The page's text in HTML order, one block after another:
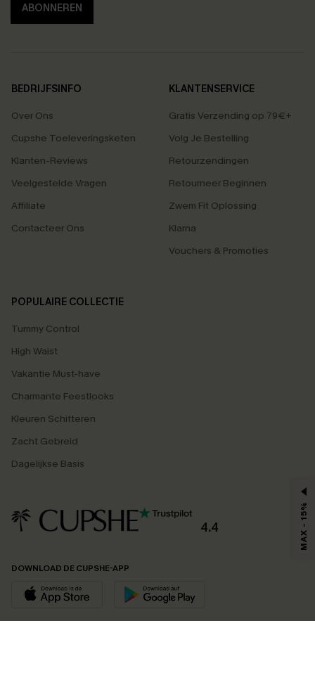
ABONNEREN
BEDRIJFSINFO
Over Ons
Cupshe Toeleveringsketen
Klanten-Reviews
Veelgestelde Vragen
Affiliate
Contacteer Ons
KLANTENSERVICE
Gratis Verzending op 79€+
Volg Je Bestelling
Retourzendingen
Retourneer Beginnen
Zwem Fit Oplossing
Klarna
Vouchers & Promoties
POPULAIRE COLLECTIE
Tummy Control
High Waist
Vakantie Must-have
Charmante Feestlooks
Kleuren Schitteren
Zacht Gebreid
Dagelijkse Basis
4.4
DOWNLOAD DE CUPSHE-APP
MAX - 15%